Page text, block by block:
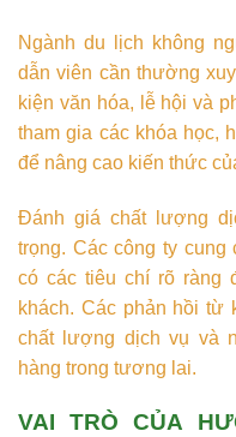
Ngành du lịch không
dẫn viên cần thường
kiện văn hóa, lễ hội và
tham gia các khóa học,
để nâng cao kiến thức
Đánh giá chất lượng
trọng. Các công ty
có các tiêu chí rõ ràng
khách. Các phản hồi từ
chất lượng dịch vụ và
hàng trong tương lai.
VAI TRÒ CỦA